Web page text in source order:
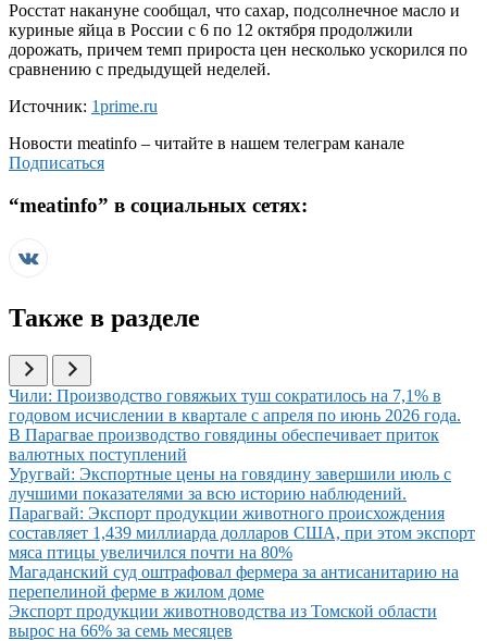
Росстат накануне сообщал, что сахар, подсолнечное масло и
куриные яйца в России с 6 по 12 октября продолжили
дорожать, причем темп прироста цен несколько ускорился по
сравнению с предыдущей неделей.
Источник: 1prime.ru
Новости meatinfo – читайте в нашем телеграм канале
Подписаться
“meatinfo” в социальных сетях:
Также в разделе
Иллюстрация новости
Чили: Производство говяжьих туш сократилось на 7,1% в
годовом исчислении в квартале с апреля по июнь 2026 года.
Иллюстрация новости
В Парагвае производство говядины обеспечивает приток
валютных поступлений
Иллюстрация новости
Уругвай: Экспортные цены на говядину завершили июль с
лучшими показателями за всю историю наблюдений.
Иллюстрация новости
Парагвай: Экспорт продукции животного происхождения
составляет 1,439 миллиарда долларов США, при этом экспорт
мяса птицы увеличился почти на 80%
Иллюстрация новости
Магаданский суд оштрафовал фермера за антисанитарию на
перепелиной ферме в жилом доме
Иллюстрация новости
Экспорт продукции животноводства из Томской области
вырос на 66% за семь месяцев